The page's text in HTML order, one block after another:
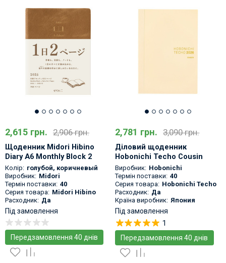
2,615 грн. 2,906 грн.
Щоденник Midori Hibino
Diary A6 Monthly Block 2
Pages per Day 2025
Колір: голубой, коричневый
Виробник: Midori
Термін поставки: 40
Серия товара: Midori Hibino
Расходник: Да
Під замовлення
Передзамовлення 40 днів
2,781 грн. 3,090 грн.
Діловий щоденник
Hobonichi Techo Cousin
Book 2026 A5 Анлійська
версія
Виробник: Hobonichi
Термін поставки: 40
Серия товара: Hobonichi Techo
Расходник: Да
Країна виробник: Япония
Під замовлення
1
Передзамовлення 40 днів